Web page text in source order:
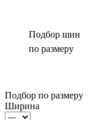
Подбор шин
по размеру
Подбор по размеру
Ширина